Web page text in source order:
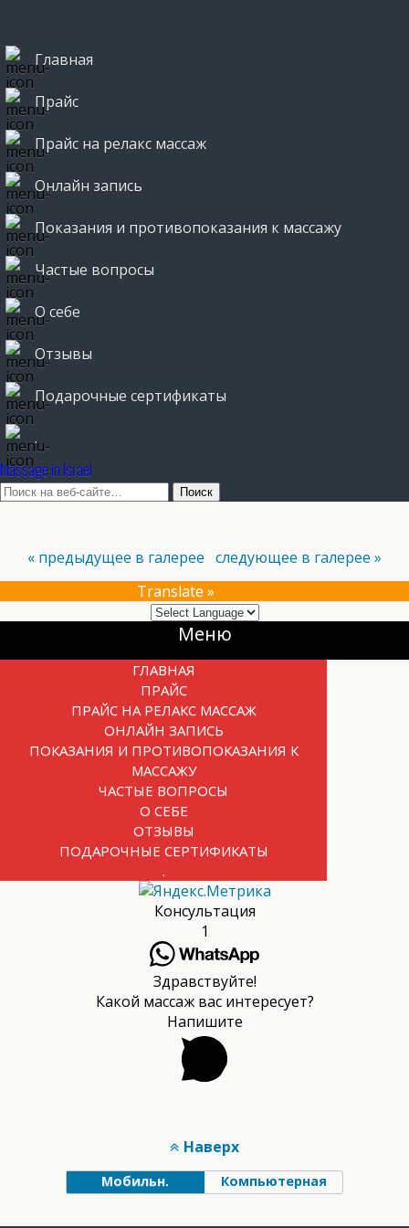
Главная
Прайс
Прайс на релакс массаж
Онлайн запись
Показания и противопоказания к массажу
Частые вопросы
О себе
Отзывы
Подарочные сертификаты
.
Massage in Israel
« предыдущее в галерее следующее в галерее »
Translate »
Прокрутка
Меню
ГЛАВНАЯ
ПРАЙС
ПРАЙС НА РЕЛАКС МАССАЖ
ОНЛАЙН ЗАПИСЬ
ПОКАЗАНИЯ И ПРОТИВОПОКАЗАНИЯ К
МАССАЖУ
ЧАСТЫЕ ВОПРОСЫ
О СЕБЕ
ОТЗЫВЫ
ПОДАРОЧНЫЕ СЕРТИФИКАТЫ
.
Консультация
1
Здравствуйте!
Какой массаж вас интересует?
Напишите
Наверх
Мобильн. Компьютерная